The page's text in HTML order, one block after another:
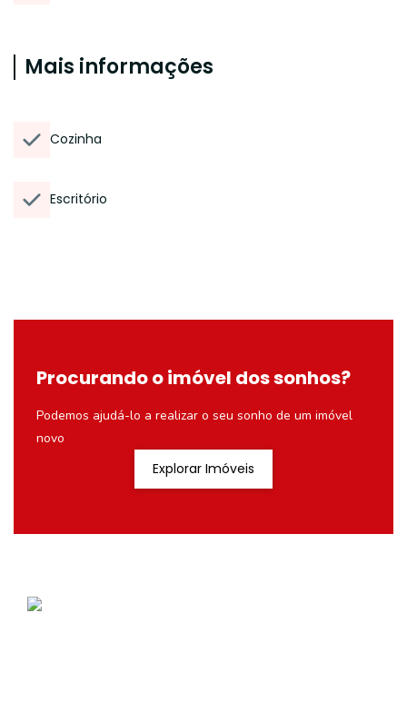
Mais informações
Cozinha
Escritório
Procurando o imóvel dos sonhos?
Podemos ajudá-lo a realizar o seu sonho de um imóvel
novo
Explorar Imóveis